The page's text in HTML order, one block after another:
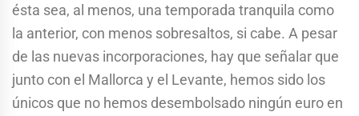
ésta sea, al menos, una temporada tranquila como
la anterior, con menos sobresaltos, si cabe. A pesar
de las nuevas incorporaciones, hay que señalar que
junto con el Mallorca y el Levante, hemos sido los
únicos que no hemos desembolsado ningún euro en